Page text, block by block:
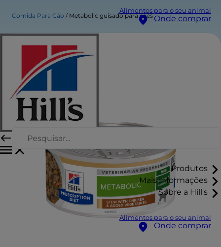
Alimentos para o seu animal
Onde comprar
Produtos
Mais informações
Sobre a Hill's
Alimentos para o seu animal
Onde comprar
Comida Para Cão Metabolic guisado para cães